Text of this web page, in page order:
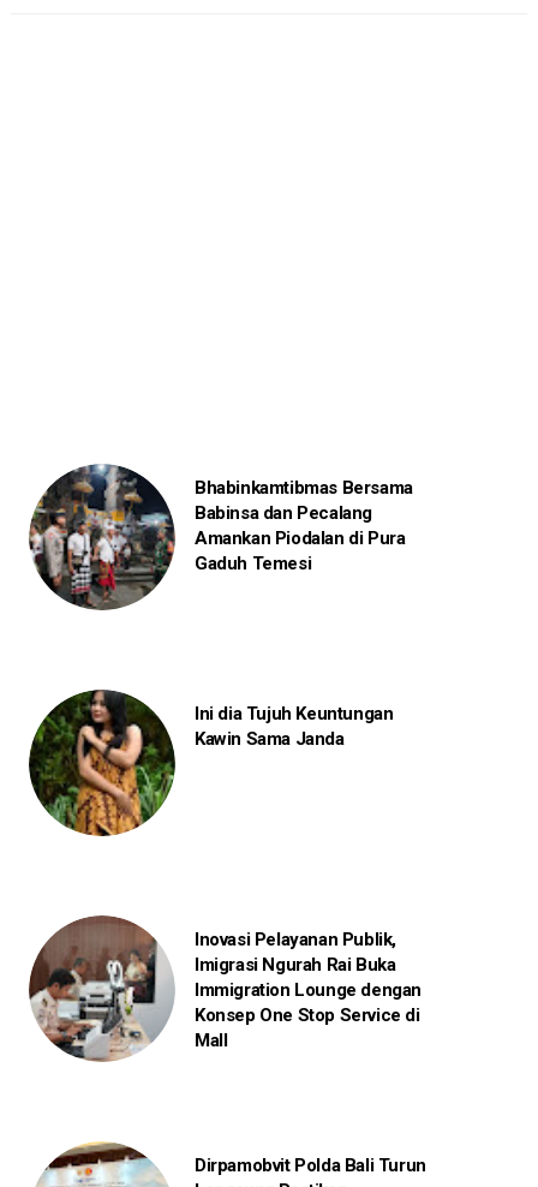
Bhabinkamtibmas Bersama
Babinsa dan Pecalang
Amankan Piodalan di Pura
Gaduh Temesi
Ini dia Tujuh Keuntungan
Kawin Sama Janda
Inovasi Pelayanan Publik,
Imigrasi Ngurah Rai Buka
Immigration Lounge dengan
Konsep One Stop Service di
Mall
Dirpamobvit Polda Bali Turun